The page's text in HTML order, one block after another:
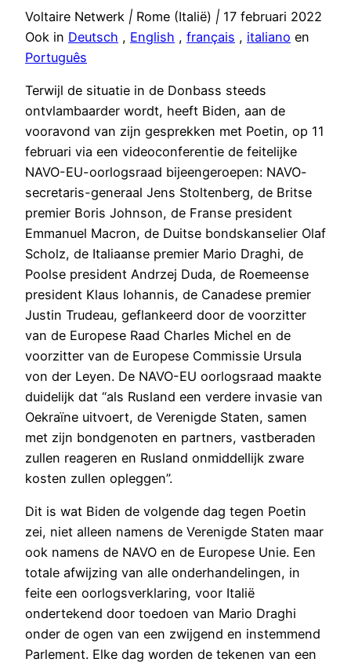
Voltaire Netwerk | Rome (Italië) | 17 februari 2022
Ook in Deutsch , English , français , italiano en
Português
Terwijl de situatie in de Donbass steeds
ontvlambaarder wordt, heeft Biden, aan de
vooravond van zijn gesprekken met Poetin, op 11
februari via een videoconferentie de feitelijke
NAVO-EU-oorlogsraad bijeengeroepen: NAVO-
secretaris-generaal Jens Stoltenberg, de Britse
premier Boris Johnson, de Franse president
Emmanuel Macron, de Duitse bondskanselier Olaf
Scholz, de Italiaanse premier Mario Draghi, de
Poolse president Andrzej Duda, de Roemeense
president Klaus Iohannis, de Canadese premier
Justin Trudeau, geflankeerd door de voorzitter
van de Europese Raad Charles Michel en de
voorzitter van de Europese Commissie Ursula
von der Leyen. De NAVO-EU oorlogsraad maakte
duidelijk dat “als Rusland een verdere invasie van
Oekraïne uitvoert, de Verenigde Staten, samen
met zijn bondgenoten en partners, vastberaden
zullen reageren en Rusland onmiddellijk zware
kosten zullen opleggen”.
Dit is wat Biden de volgende dag tegen Poetin
zei, niet alleen namens de Verenigde Staten maar
ook namens de NAVO en de Europese Unie. Een
totale afwijzing van alle onderhandelingen, in
feite een oorlogsverklaring, voor Italië
ondertekend door toedoen van Mario Draghi
onder de ogen van een zwijgend en instemmend
Parlement. Elke dag worden de tekenen van een